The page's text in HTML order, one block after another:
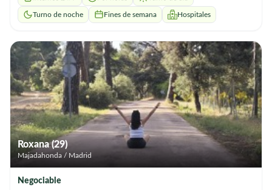
conseguir óptimos resultados. Capaz de tomar iniciativas, muy
eficiente en las tareas rutinarias domésticas y en la limpieza a
habitaciones. – Preparación de comidas. INFORMACIÓN
ADICIONAL Disponibilidad para cambiar de residencia.
Disponibilidad para trabajar tanto de interna como de externa.
Flexibilidad horaria. Responsabilidad
Turno de noche Fines de semana Hospitales
Roxana (29)
Majadahonda / Madrid
Negociable